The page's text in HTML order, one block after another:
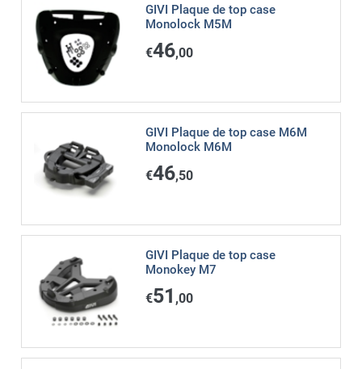
GIVI Plaque de top case
Monolock M5M
€46,00
GIVI Plaque de top case M6M
Monolock M6M
€46,50
GIVI Plaque de top case
Monokey M7
€51 ,00